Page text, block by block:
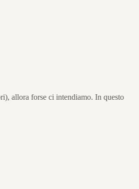
allora forse ci intendiamo. In questo